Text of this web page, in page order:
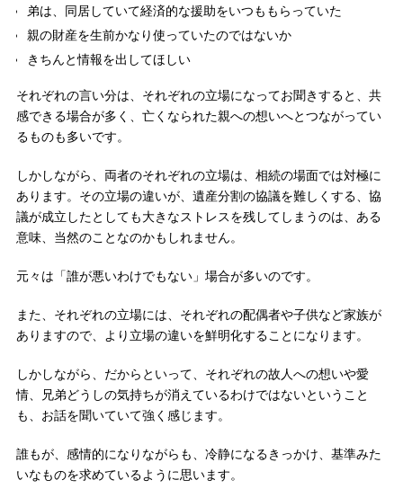
弟は、同居していて経済的な援助をいつももらっていた
親の財産を生前かなり使っていたのではないか
きちんと情報を出してほしい
それぞれの言い分は、それぞれの立場になってお聞きすると、共
感できる場合が多く、亡くなられた親への想いへとつながってい
るものも多いです。
しかしながら、両者のそれぞれの立場は、相続の場面では対極に
あります。その立場の違いが、遺産分割の協議を難しくする、協
議が成立したとしても大きなストレスを残してしまうのは、ある
意味、当然のことなのかもしれません。
元々は「誰が悪いわけでもない」場合が多いのです。
また、それぞれの立場には、それぞれの配偶者や子供など家族が
ありますので、より立場の違いを鮮明化することになります。
しかしながら、だからといって、それぞれの故人への想いや愛
情、兄弟どうしの気持ちが消えているわけではないということ
も、お話を聞いていて強く感じます。
誰もが、感情的になりながらも、冷静になるきっかけ、基準みた
いなものを求めているように思います。